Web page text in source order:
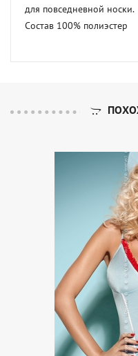
для повседневной носки.
Состав 100% полиэстер